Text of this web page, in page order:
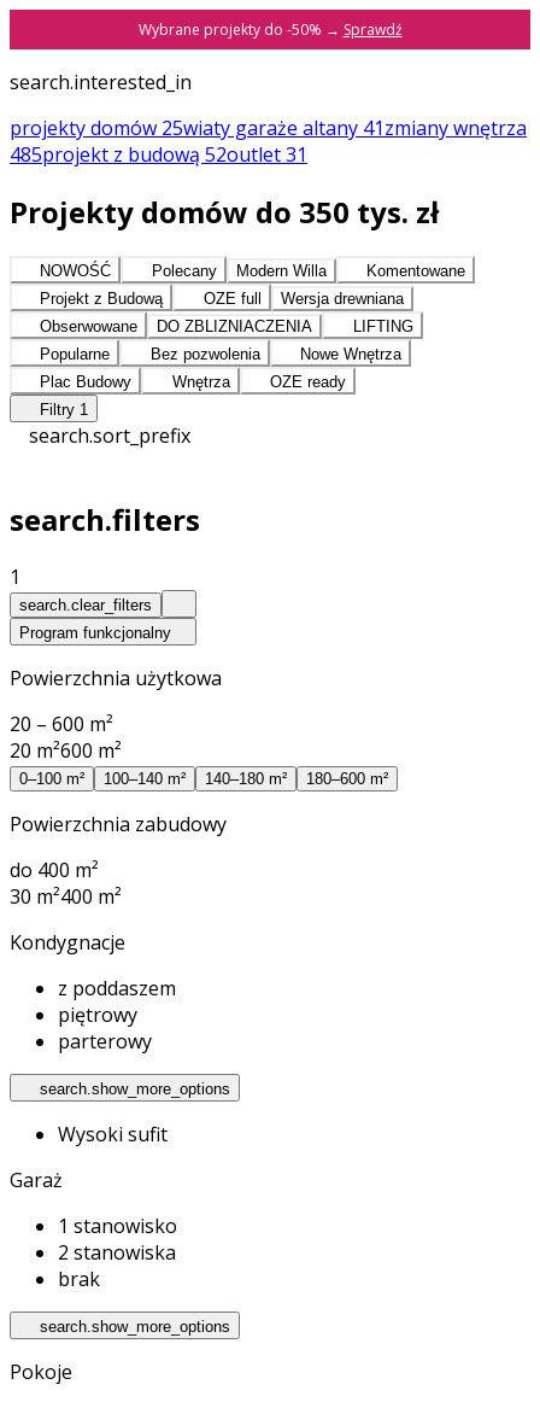
Wybrane projekty do -50% → Sprawdź
search.interested_in
projekty domów 25wiaty garaże altany 41zmianywnętrza
485projekt z budową 52outlet31
Projekty domów do 350 tys. zł
NOWOŚĆ Polecany Modern Willa
Komentowane
Projekt z Budową
OZE full
Wersja drewniana
Obserwowane
DO ZBLIZNIACZENIA
LIFTING
Popularne
Bez pozwolenia
Nowe Wnętrza
Plac Budowy
Wnętrza
OZE ready
Filtry 1
search.sort_prefix
search.filters
1
search.clear_filters
Program funkcjonalny
Powierzchnia użytkowa
20 – 600 m²
20 m²600 m²
0–100 m² 100–140 m² 140–180 m² 180–600 m²
Powierzchnia zabudowy
do 400 m²
30 m²400 m²
Kondygnacje
z poddaszem
piętrowy
parterowy
search.show_more_options
Wysoki sufit
Garaż
1 stanowisko
2 stanowiska
brak
search.show_more_options
Pokoje